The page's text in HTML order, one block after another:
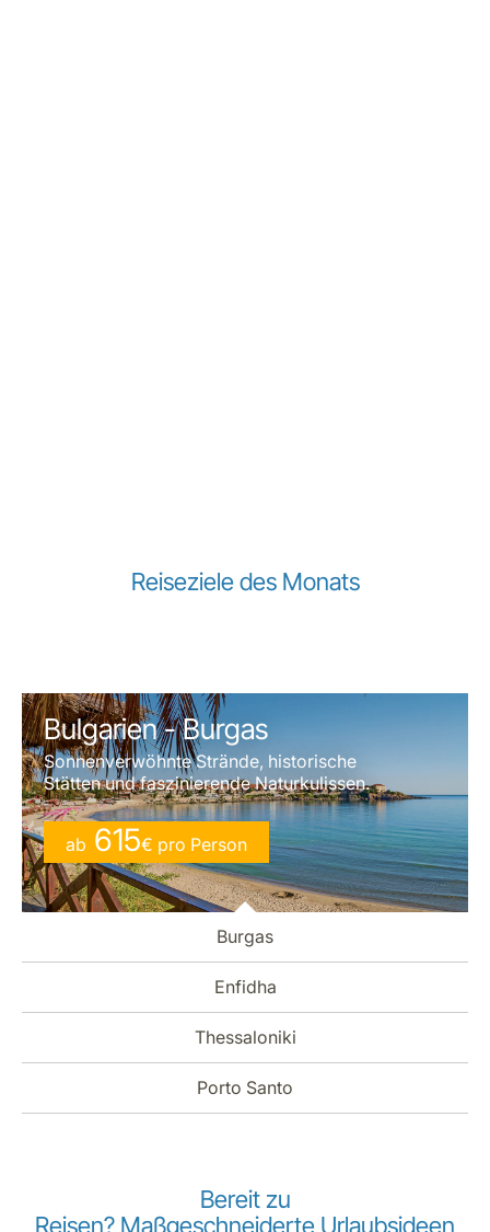
Reiseziele des Monats
Bulgarien - Burgas
Sonnenverwöhnte Strände, historische
Stätten und faszinierende Naturkulissen.
ab 615€ pro Person
Burgas
Enfidha
Thessaloniki
Porto Santo
Bereit zu
Reisen? Maßgeschneiderte Urlaubsideen